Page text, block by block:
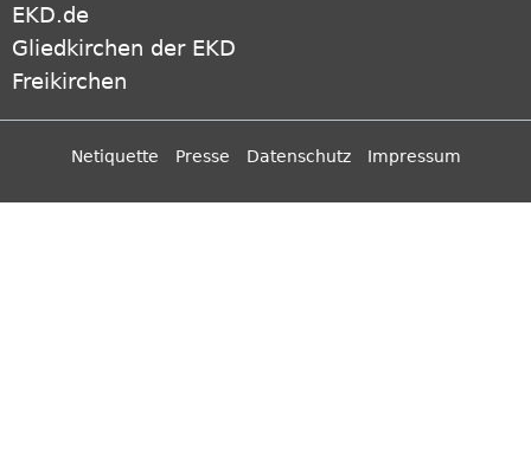
EKD.de
Gliedkirchen der EKD
Freikirchen
Netiquette Presse Datenschutz Impressum